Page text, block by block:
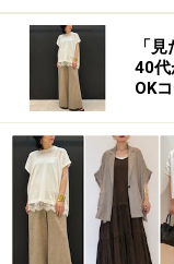
「
40代
OK